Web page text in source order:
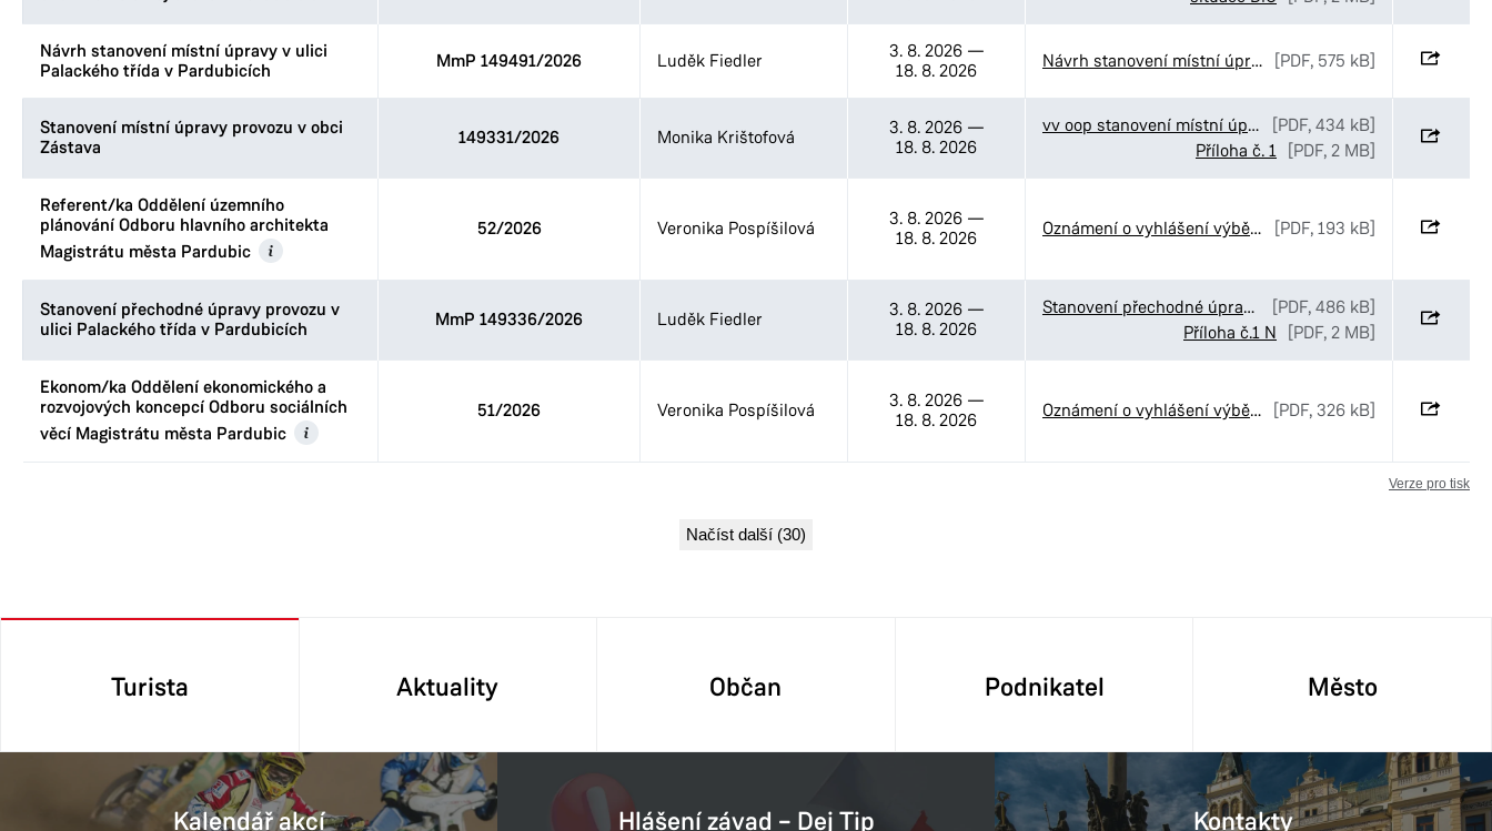
Návrh stanovení místní úpravy v ulici
Palackého třída v Pardubicích
MmP 149491/2026 Luděk Fiedler 3. 8. 2026—
18. 8. 2026
Návrh stanovení místní úpravy v ulici Palackého třída v Pardubicích [PDF, 575 kB]
Stanovení místní úpravy provozu v obci
Zástava
149331/2026 Monika Krištofová 3. 8. 2026—
18. 8. 2026
vv oop stanovení místní úpravy provozu Rokytno
[PDF, 434 kB]
Příloha č. 1 [PDF, 2 MB]
Referent/ka Oddělení územního
plánování Odboru hlavního architekta
Magistrátu města Pardubic
52/2026 Veronika Pospíšilová 3. 8. 2026—
18. 8. 2026
Oznámení o vyhlášení výběrového řízení č. 52-2026 [PDF, 193 kB]
Stanovení přechodné úpravy provozu v
ulici Palackého třída v Pardubicích
MmP 149336/2026 Luděk Fiedler 3. 8. 2026—
18. 8. 2026
Stanovení přechodné úpravy provozu v ulici Palackého třída v Pardubicích
[PDF, 486 kB]
Příloha č.1 N
[PDF, 2 MB]
Ekonom/ka Oddělení ekonomického a
rozvojových koncepcí Odboru sociálních
věcí Magistrátu města Pardubic
51/2026 Veronika Pospíšilová 3. 8. 2026—
18. 8. 2026
Oznámení o vyhlášení výběrového řízení č. 51-2026 [PDF, 326 kB]
Verze pro tisk
Načíst další (30)
Turista Aktuality Občan Podnikatel Město
Kalendář akcí Hlášení závad – Dej Tip Kontakty